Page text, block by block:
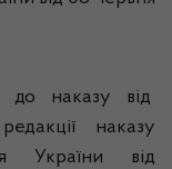
до наказу від
наказу
України від